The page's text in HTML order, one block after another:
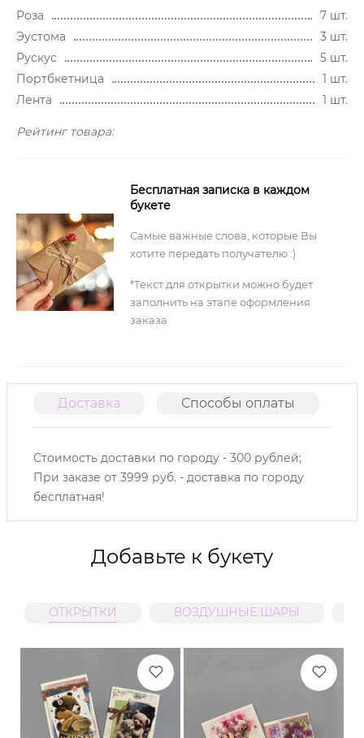
Роза
7 шт.
Эустома
3 шт.
Рускус
5 шт.
Портбкетница
1 шт.
Лента
1 шт.
Рейтинг товара:
Бесплатная записка в каждом
букете
Самые важные слова, которые Вы
хотите передать получателю :)
*Текст для открытки можно будет
заполнить на этапе оформления
заказа
Доставка Способы оплаты
Стоимость доставки по городу - 300 рублей;
При заказе от 3999 руб. - доставка по городу
бесплатная!
Добавьте к букету
ОТКРЫТКИ ВОЗДУШНЫЕ ШАРЫ